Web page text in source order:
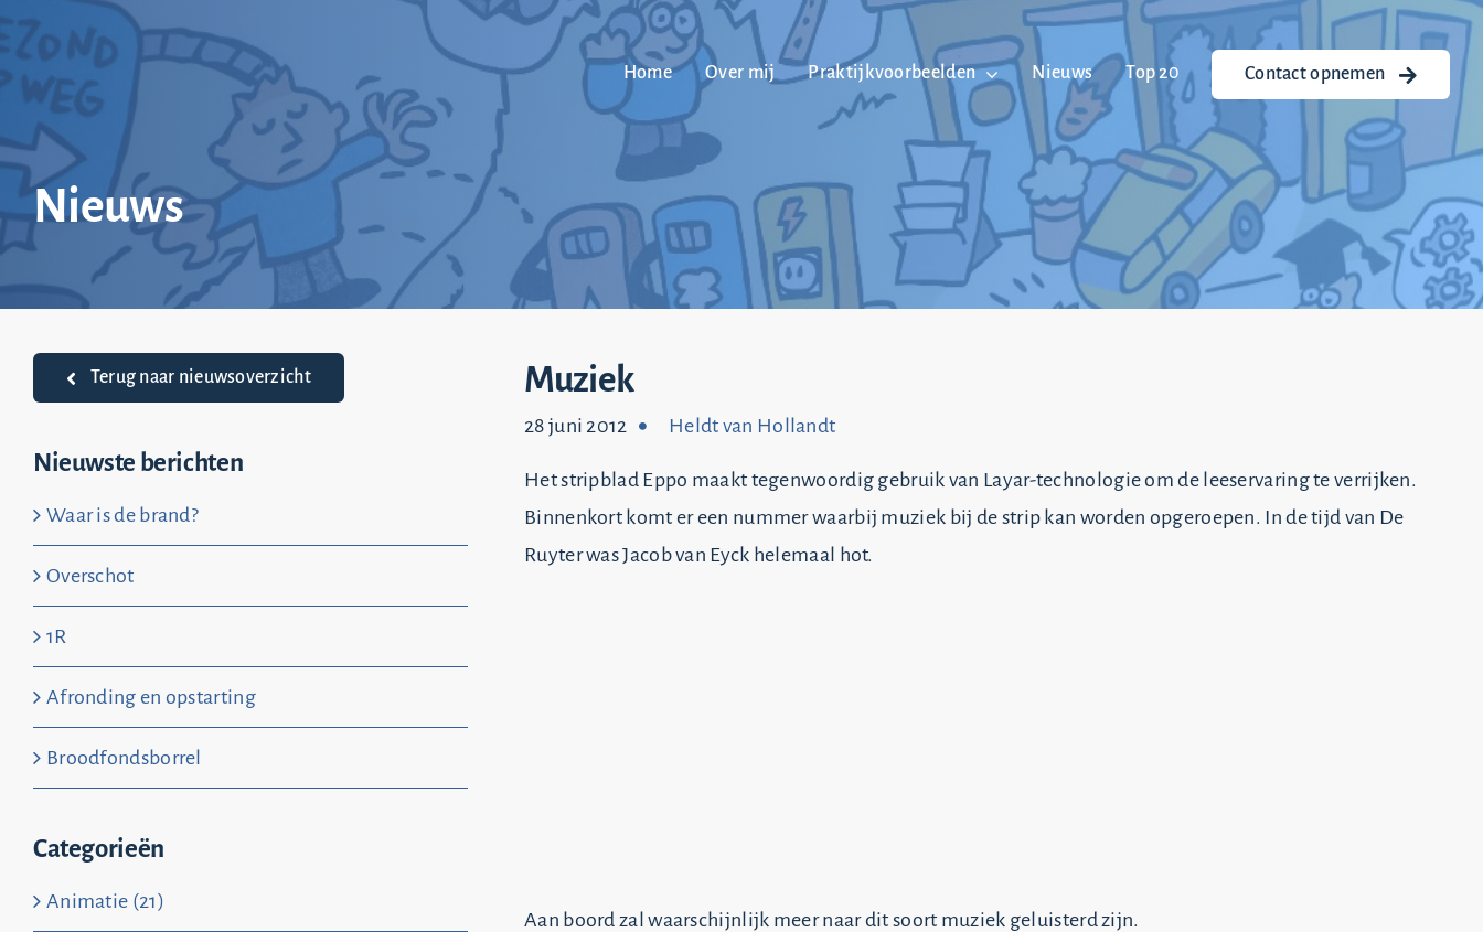
Ga
naar
inhoud
Home Over mij Praktijkvoorbeelden Nieuws Top 20 Contact opnemen
Nieuws
Terug naar nieuwsoverzicht
Nieuwste berichten
Waar is de brand?
Overschot
1R
Afronding en opstarting
Broodfondsborrel
Categorieën
Animatie (21)
Muziek
28 juni 2012 Heldt van Hollandt
Het stripblad Eppo maakt tegenwoordig gebruik van Layar-technologie om de leeservaring te verrijken.
Binnenkort komt er een nummer waarbij muziek bij de strip kan worden opgeroepen. In de tijd van De
Ruyter was Jacob van Eyck helemaal hot.
Aan boord zal waarschijnlijk meer naar dit soort muziek geluisterd zijn.